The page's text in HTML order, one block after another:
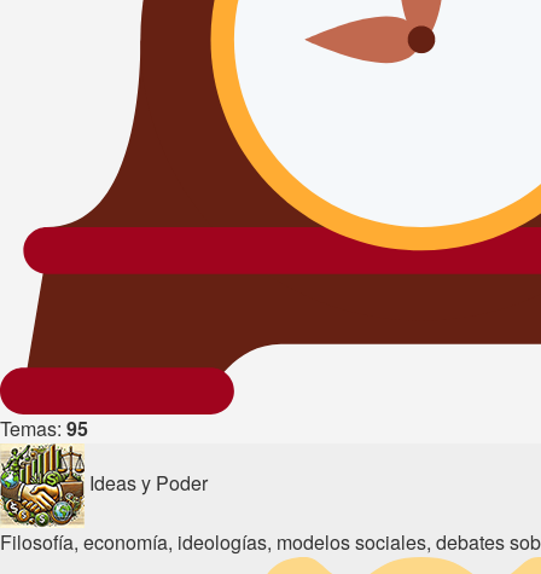
Temas: 95
Ideas y Poder
Filosofía, economía, ideologías, modelos sociales, debates